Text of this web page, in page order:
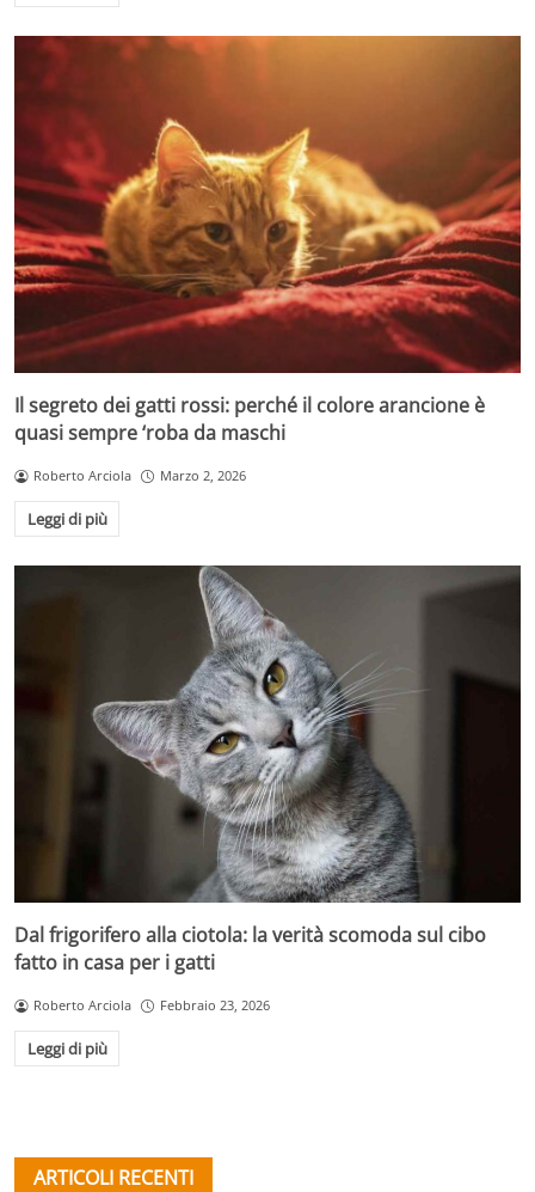
Il segreto dei gatti rossi: perché il colore arancione è
quasi sempre ‘roba da maschi
Roberto Arciola Marzo 2, 2026
Leggi di più
Dal frigorifero alla ciotola: la verità scomoda sul cibo
fatto in casa per i gatti
Roberto Arciola Febbraio 23, 2026
Leggi di più
ARTICOLI RECENTI